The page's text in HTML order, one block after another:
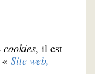
cookies, il est
Site web,